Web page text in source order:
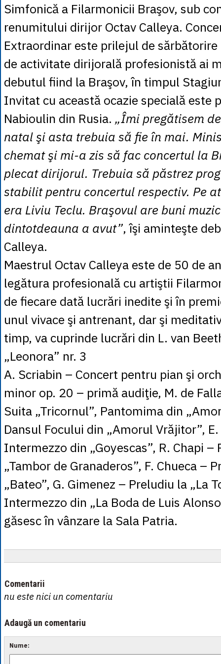
Simfonică a Filarmonicii Braşov, sub
renumitului dirijor Octav Calleya.
Extraordinar este prilejul de
de activitate dirijorală profesionistă ai
debutul fiind la Braşov, în timpul
Invitat cu această ocazie specială este
Nabioulin din Rusia. „Îmi pregătisem
natal şi asta trebuia să fie în mai.
chemat şi mi-a zis să fac concertul la
plecat dirijorul. Trebuia să păstrez
stabilit pentru concertul respectiv. Pe
era Liviu Teclu. Braşovul are buni
dintotdeauna a avut”, îşi aminteşte
Calleya.
Maestrul Octav Calleya este de 50 de
legătura profesională cu artiştii
de fiecare dată lucrări inedite şi în
unul vivace şi antrenant, dar şi
timp, va cuprinde lucrări din L. van
„Leonora” nr. 3
A. Scriabin – Concert pentru pian şi
minor op. 20 – primă audiţie, M. de
Suita „Tricornul”, Pantomima din
Dansul Focului din „Amorul Vrăjitor”,
Intermezzo din „Goyescas”, R. Chapi –
„Tambor de Granaderos”, F. Chueca –
„Bateo”, G. Gimenez – Preludiu la „La
Intermezzo din „La Boda de Luis
găsesc în vânzare la Sala Patria.
Comentarii
nu este nici un comentariu
Adaugă un comentariu
Nume: